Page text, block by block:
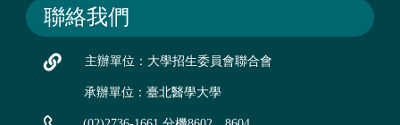
聯絡我們
主辦單位：大學招生委員會聯合會
承辦單位：臺北醫學大學